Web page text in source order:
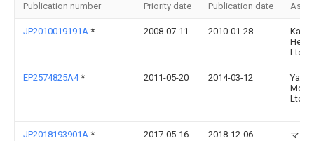
Publication number Priority date Publication date
JP2010019191A * 2008-07-11 2010-01-28
Ltd
EP2574825A4* 2011-05-20 2014-03-12
Ltd
JP2018193901A * 2017-05-16 2018-12-06
マツ